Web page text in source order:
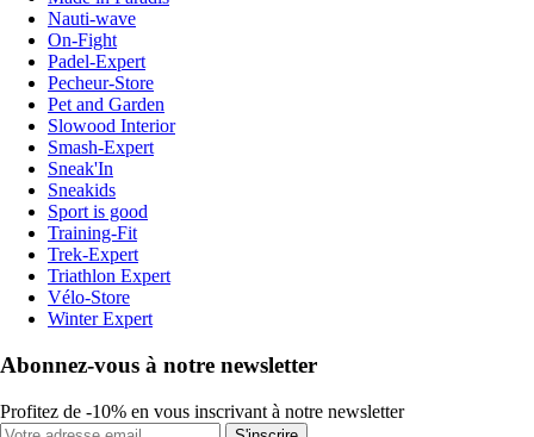
Nauti-wave
On-Fight
Padel-Expert
Pecheur-Store
Pet and Garden
Slowood Interior
Smash-Expert
Sneak'In
Sneakids
Sport is good
Training-Fit
Trek-Expert
Triathlon Expert
Vélo-Store
Winter Expert
Abonnez-vous à notre newsletter
Profitez de -10% en vous inscrivant à notre newsletter